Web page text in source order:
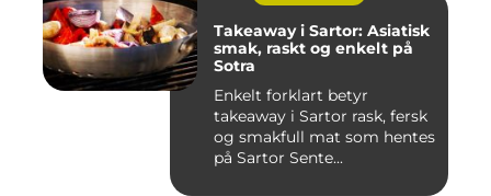
Takeaway i Sartor: Asiatisk
smak, raskt og enkelt på
Sotra
Enkelt forklart betyr
takeaway i Sartor rask, fersk
og smakfull mat som hentes
på Sartor Sente...